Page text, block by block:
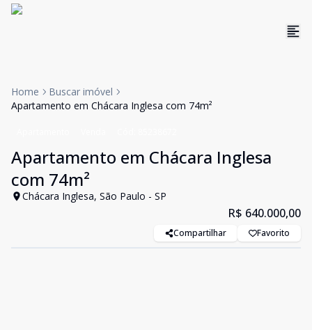
Home
Buscar imóvel
Apartamento em Chácara Inglesa com 74m²
Apartamento em Chácara Inglesa
com 74m²
Chácara Inglesa, São Paulo - SP
R$ 640.000,00
Compartilhar Favorito